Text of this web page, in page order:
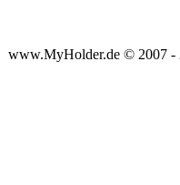
www.MyHolder.de © 2007 -